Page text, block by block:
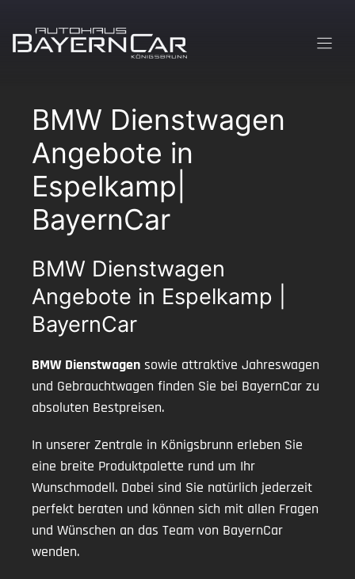
Inhalt
springen
BMW Dienstwagen
Angebote in
Espelkamp|
BayernCar
BMW Dienstwagen
Angebote in Espelkamp |
BayernCar
BMW Dienstwagen sowie attraktive Jahreswagen
und Gebrauchtwagen finden Sie bei BayernCar zu
absoluten Bestpreisen.
In unserer Zentrale in Königsbrunn erleben Sie
eine breite Produktpalette rund um Ihr
Wunschmodell. Dabei sind Sie natürlich jederzeit
perfekt beraten und können sich mit allen Fragen
und Wünschen an das Team von BayernCar
wenden.